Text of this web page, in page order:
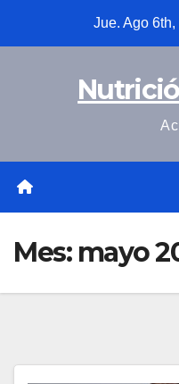
Jue. Ago
Mes: mayo